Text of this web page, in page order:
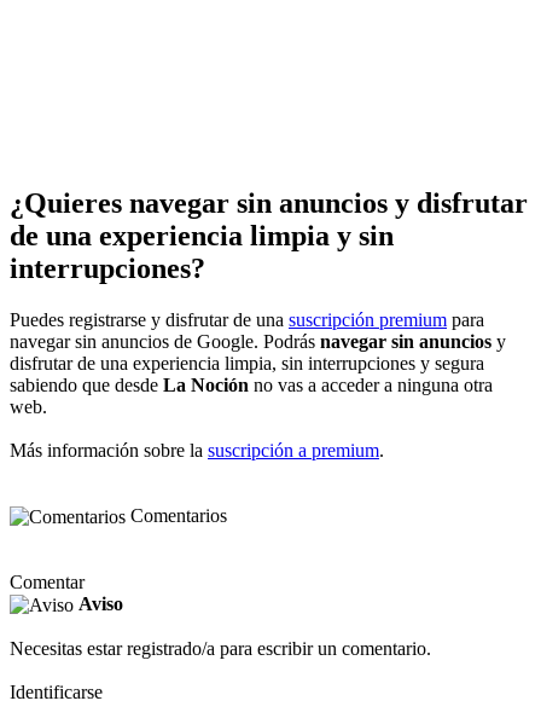
¿Quieres navegar sin anuncios y disfrutar
de una experiencia limpia y sin
interrupciones?
Puedes registrarse y disfrutar de una suscripción premium para
navegar sin anuncios de Google. Podrás navegar sin anuncios y
disfrutar de una experiencia limpia, sin interrupciones y segura
sabiendo que desde La Noción no vas a acceder a ninguna otra
web.
Más información sobre la suscripción a premium.
Comentarios
Comentar
Aviso
Necesitas estar registrado/a para escribir un comentario.
Identificarse